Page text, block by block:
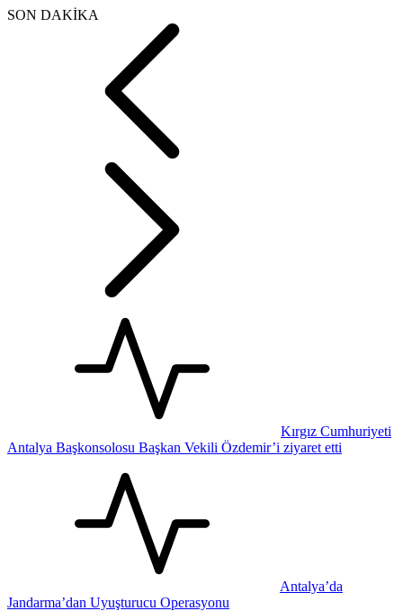
SON DAKİKA
Kırgız Cumhuriyeti
Antalya Başkonsolosu Başkan Vekili Özdemir’i ziyaret etti
Antalya’da
Jandarma’dan Uyuşturucu Operasyonu